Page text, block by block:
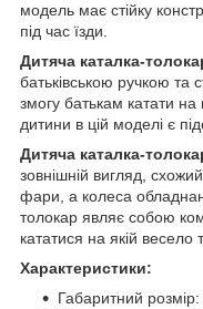
модель має стійку
під час їзди.
Дитяча каталка-
батьківською ручкою
змогу батькам катати
дитини в цій моделі є
Дитяча каталка-
зовнішній вигляд,
фари, а колеса
толокар являє собою
кататися на якій весело
Характеристики:
Габаритний